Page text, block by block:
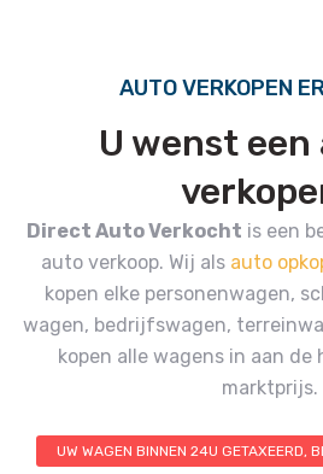
AUTO VERKOPEN
U wenst
Direct Auto Verkocht is een
auto verkoop. Wij als auto
kopen elke personenwagen,
wagen, bedrijfswagen,
kopen alle wagens in aan de
marktprijs.
UW WAGEN BINNEN 24U GETAXEERD,